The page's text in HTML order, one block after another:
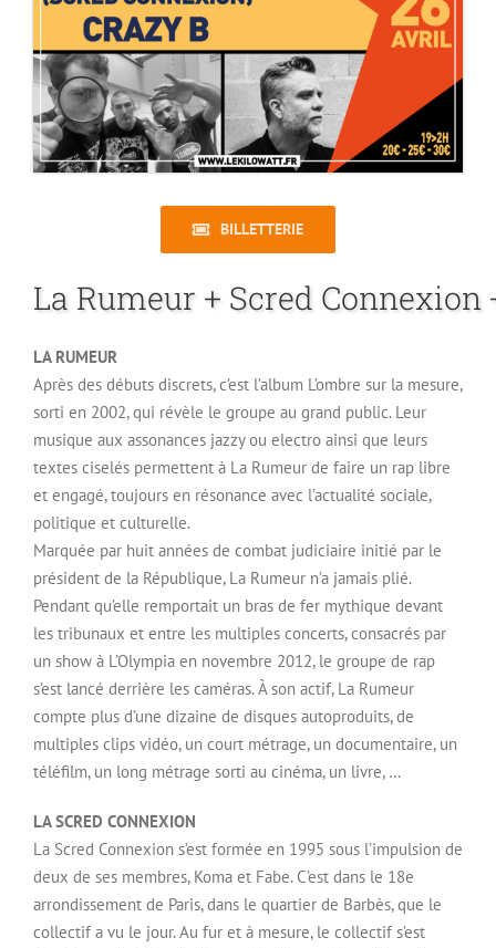
BILLETTERIE
LA RUMEUR
Après des débuts discrets, c’est l’album L’ombre sur la mesure,
sorti en 2002, qui révèle le groupe au grand public. Leur
musique aux assonances jazzy ou electro ainsi que leurs
textes ciselés permettent à La Rumeur de faire un rap libre
et engagé, toujours en résonance avec l’actualité sociale,
politique et culturelle.
Marquée par huit années de combat judiciaire initié par le
président de la République, La Rumeur n’a jamais plié.
Pendant qu’elle remportait un bras de fer mythique devant
les tribunaux et entre les multiples concerts, consacrés par
un show à L’Olympia en novembre 2012, le groupe de rap
s’est lancé derrière les caméras. À son actif, La Rumeur
compte plus d’une dizaine de disques autoproduits, de
multiples clips vidéo, un court métrage, un documentaire, un
téléfilm, un long métrage sorti au cinéma, un livre, …
LA SCRED CONNEXION
La Scred Connexion s’est formée en 1995 sous l’impulsion de
deux de ses membres, Koma et Fabe. C’est dans le 18e
arrondissement de Paris, dans le quartier de Barbès, que le
collectif a vu le jour. Au fur et à mesure, le collectif s’est